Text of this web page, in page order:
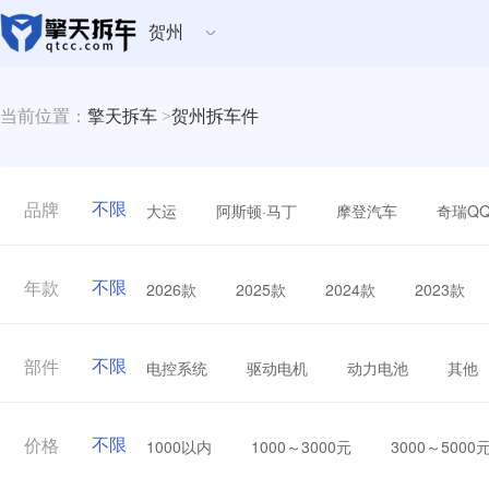
贺州
当前位置： 擎天拆车 >贺州拆车件
品牌 不限 大运 阿斯顿·马丁 摩登汽车 奇瑞
年款 不限 2026款 2025款 2024款 2023款
部件 不限 电控系统 驱动电机 动力电池 其他
价格 不限 1000以内 1000～3000元 3000～5000